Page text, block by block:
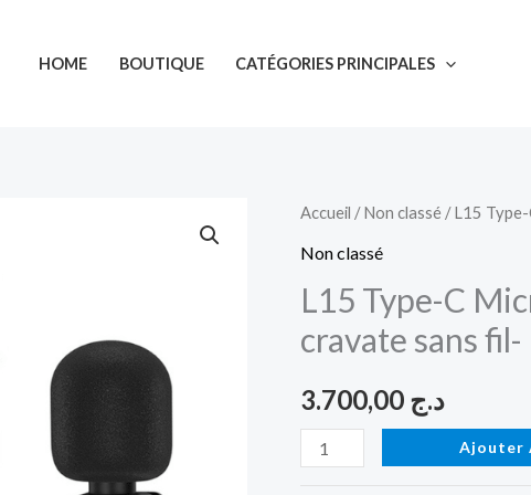
HOME BOUTIQUE CATÉGORIES PRINCIPALES
Accueil /Non classé / L15
Non classé
L15 Type-C
cravate sans
د.ج
quantité
de
Type-
C
numérique
cravate
sans
Ajouter